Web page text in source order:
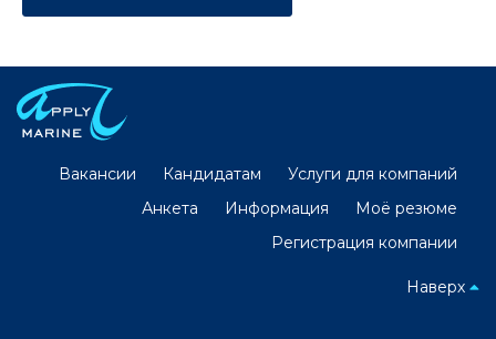
Вакансии Кандидатам
Услуги для компаний
Анкета
Информация
Моё резюме
Регистрация компании
Наверх